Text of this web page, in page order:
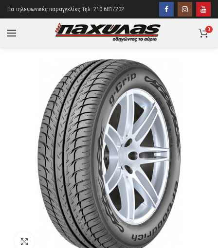
Για τηλεφωνικές παραγγελίες Τηλ: 210 6817202
0
Κάντε κλικ για μεγέθυνση